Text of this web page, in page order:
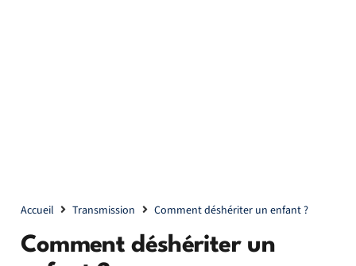
Accueil Transmission Comment déshériter un enfant ?
Comment déshériter un